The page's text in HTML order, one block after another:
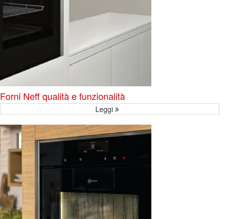
Forni Neff qualità e funzionalità
Leggi